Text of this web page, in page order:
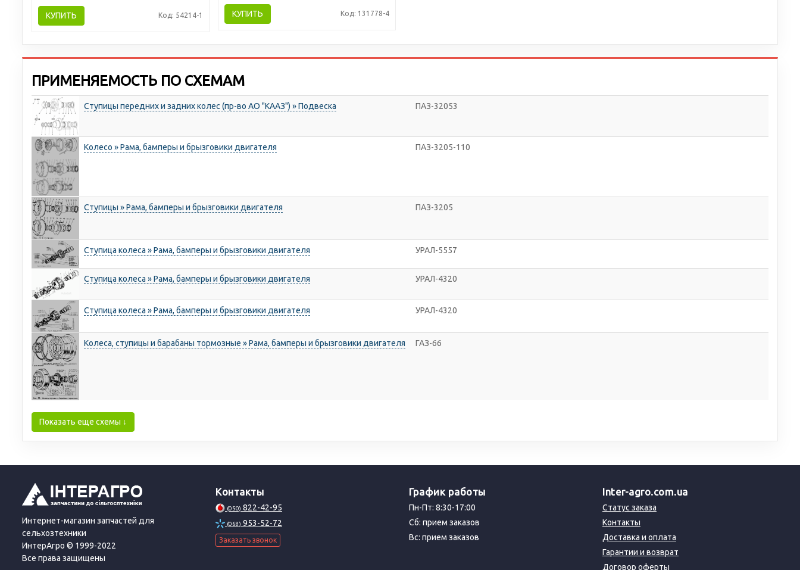
КУПИТЬ Код: 54214-1 КУПИТЬ Код: 131778-4
ПРИМЕНЯЕМОСТЬ ПО СХЕМАМ
Ступицы передних и задних колес (пр-во АО "КААЗ") » Подвеска ПАЗ-32053
Колесо » Рама, бамперы и брызговики двигателя ПАЗ-3205-110
Ступицы » Рама, бамперы и брызговики двигателя ПАЗ-3205
Ступица колеса » Рама, бамперы и брызговики двигателя УРАЛ-5557
Ступица колеса » Рама, бамперы и брызговики двигателя УРАЛ-4320
Ступица колеса » Рама, бамперы и брызговики двигателя УРАЛ-4320
Колеса, ступицы и барабаны тормозные » Рама, бамперы и брызговики двигателя ГАЗ-66
Показать еще схемы ↓
Интернет-магазин запчастей для
сельхозтехники
ИнтерАгро © 1999-2022
Все права защищены
Контакты
(050) 822-42-95
(068) 953-52-72
Заказать звонок
График работы
Пн-Пт: 8:30-17:00
Сб: прием заказов
Вс: прием заказов
Inter-agro.com.ua
Статус заказа
Контакты
Доставка и оплата
Гарантии и возврат
Договор оферты